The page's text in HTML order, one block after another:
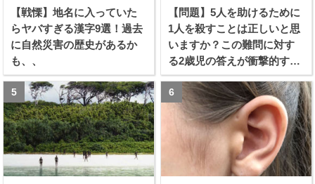
【戦慄】地名に入っていた
らヤバすぎる漢字9選！過去
に自然災害の歴史があるか
も、、
【問題】5人を助けるために
1人を殺すことは正しいと思
いますか？この難問に対す
る2歳児の答えが衝撃的すぎ
る！！